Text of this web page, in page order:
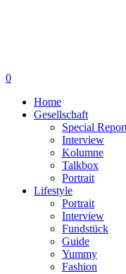
0
Home
Gesellschaft
Special
Interview
Kolumne
Talkbox
Portrait
Lifestyle
Portrait
Interview
Fundstück
Guide
Yummy
Fashion